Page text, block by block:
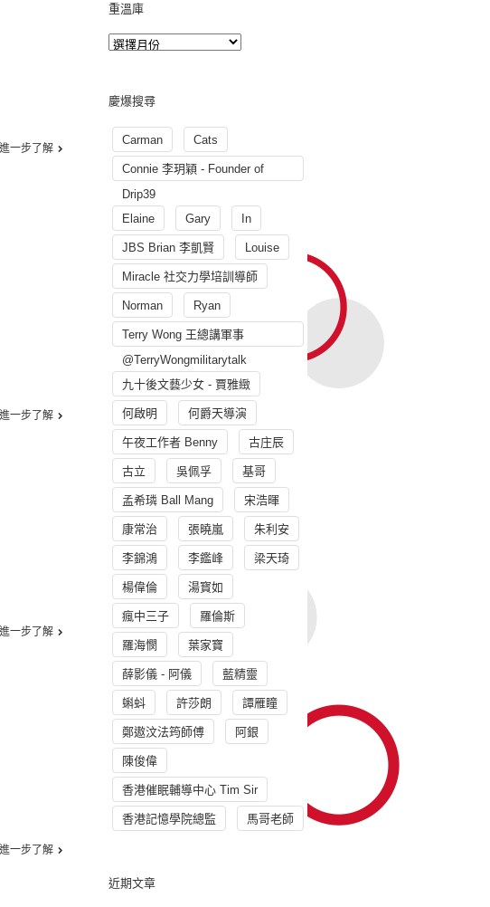
進一步了解
進一步了解
進一步了解
進一步了解
重溫庫
慶爆搜尋
Carman Cats
Connie 李玥穎 - Founder of
Drip39
Elaine
Gary In
JBS Brian 李凱賢 Louise
Miracle 社交力學培訓導師
Norman Ryan
Terry Wong 王總講軍事
@TerryWongmilitarytalk
九十後文藝少女 - 賈雅緻
何啟明 何爵天導演
午夜工作者 Benny 古庄辰
古立 吳佩孚 基哥
孟希璘 Ball Mang 宋浩暉
康常治 張曉嵐 朱利安
李錦鴻 李鑑峰 梁天琦
楊偉倫 湯寳如
瘋中三子 羅倫斯
羅海憫 葉家寶
薛影儀 - 阿儀 藍精靈
蝌蚪 許莎朗 譚雁瞳
鄭遨汶法筠師傅 阿銀
陳俊偉
香港催眠輔導中心 Tim Sir
香港記憶學院總監 馬哥老師
近期文章